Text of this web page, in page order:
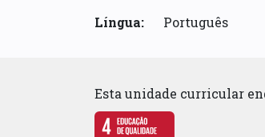
Língua: Português
Esta unidade curricular